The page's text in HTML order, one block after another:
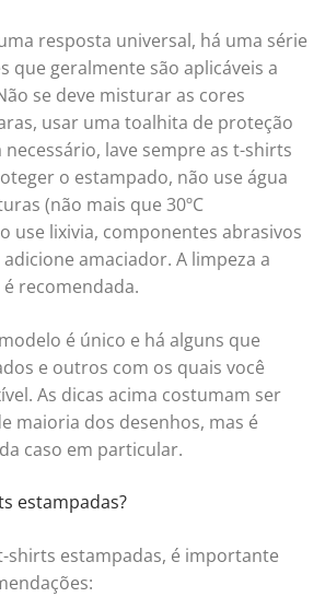
resposta universal, há uma série
que geralmente são aplicáveis ​​a
se deve misturar as cores
usar uma toalhita de proteção
necessário, lave sempre as t-shirts
o estampado, não use água
(não mais que 30ºC
use lixivia, componentes abrasivos
amaciador. A limpeza a
recomendada.
é único e há alguns que
e outros com os quais você
As dicas acima costumam ser
maioria dos desenhos, mas é
caso em particular.
estampadas?
shirts estampadas, é importante